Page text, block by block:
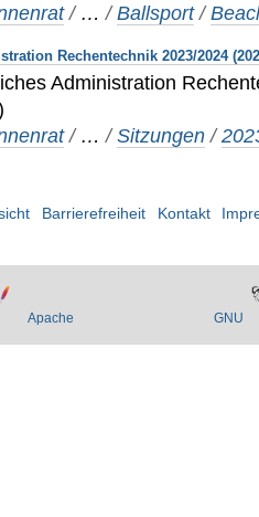
/ …/Ballsport /
Rechentechnik 2023/2024
Administration
/ …/Sitzungen /
Barrierefreiheit Kontakt
Apache GNU